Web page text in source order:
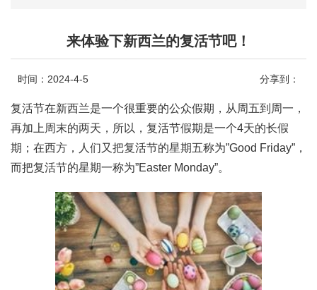
来体验下新西兰的复活节吧！
时间：2024-4-5 分享到：
复活节在新西兰是一个很重要的公众假期，从周五到周一，
再加上周末的两天，所以，复活节假期是一个4天的长假
期；在西方，人们又把复活节的星期五称为”Good Friday”，
而把复活节的星期一称为”Easter Monday”。